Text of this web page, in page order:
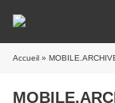
Accueil »